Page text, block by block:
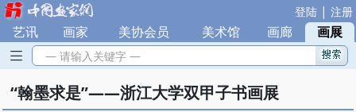
登陆 | 注册
艺讯 画家 美协会员 美术馆 画廊 | 画展
— 请输入关键字 —
“翰墨求是”——浙江大学双甲子书画展